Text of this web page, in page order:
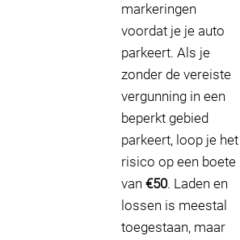
markeringen
voordat je je auto
parkeert. Als je
zonder de vereiste
vergunning in een
beperkt gebied
parkeert, loop je het
risico op een boete
van €50. Laden en
lossen is meestal
toegestaan, maar